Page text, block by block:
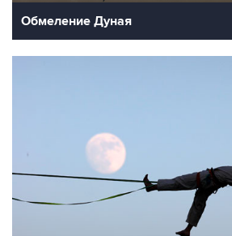
Обмеление Дуная